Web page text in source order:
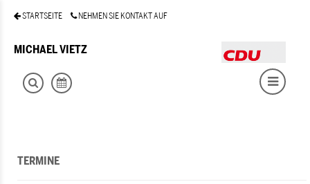
STARTSEITE NEHMEN SIE KONTAKT AUF
MICHAEL VIETZ
TERMINE